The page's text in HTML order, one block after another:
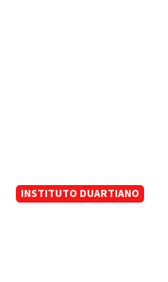
INSTITUTO DUARTIANO